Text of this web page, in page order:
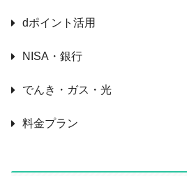
dポイント活用
NISA・銀行
でんき・ガス・光
料金プラン